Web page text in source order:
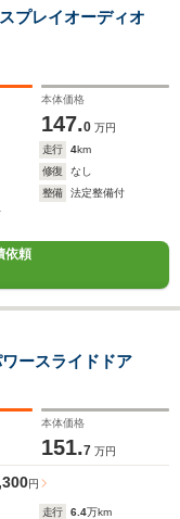
プレイオーディオ
本体価格
147.0 万円
走行 4km
修復
なし
整備
法定整備付
依頼
ースライドドア
本体価格
151.7 万円
円
走行 6.4万km